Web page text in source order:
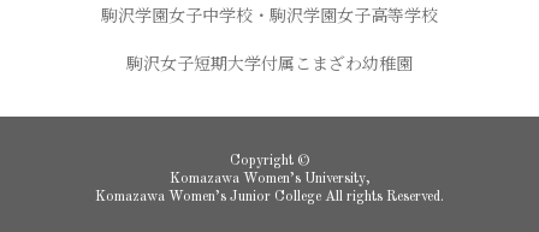
駒沢学園女子中学校・駒沢学園女子高等学校
駒沢女子短期大学付属こまざわ幼稚園
Copyright ©
Komazawa Women’s University,
Komazawa Women’s Junior College All rights Reserved.